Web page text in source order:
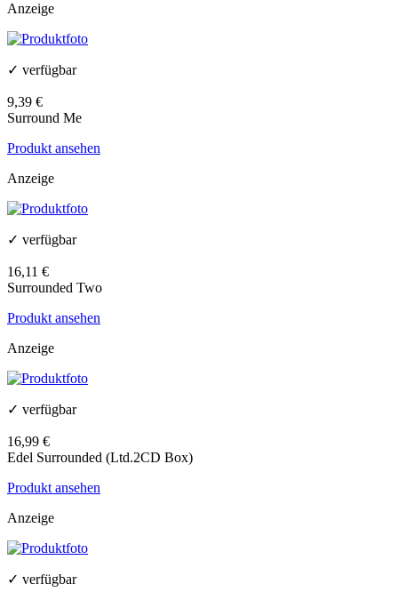
Anzeige
✓ verfügbar
9,39 €
Surround Me
Produkt ansehen
Anzeige
✓ verfügbar
16,11 €
Surrounded Two
Produkt ansehen
Anzeige
✓ verfügbar
16,99 €
Edel Surrounded (Ltd.2CD Box)
Produkt ansehen
Anzeige
✓ verfügbar